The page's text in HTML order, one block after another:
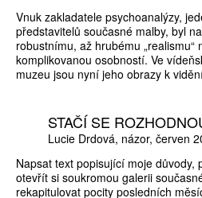
Vnuk zakladatele psychoanalýzy,
představitelů současné malby, byl
robustnímu, až hrubému „realismu“
komplikovanou osobností. Ve
muzeu jsou nyní jeho obrazy k
STAČÍ SE
Lucie Drdová názor červen
Napsat text popisující moje důvody,
otevřít si soukromou galerii
rekapitulovat pocity posledních